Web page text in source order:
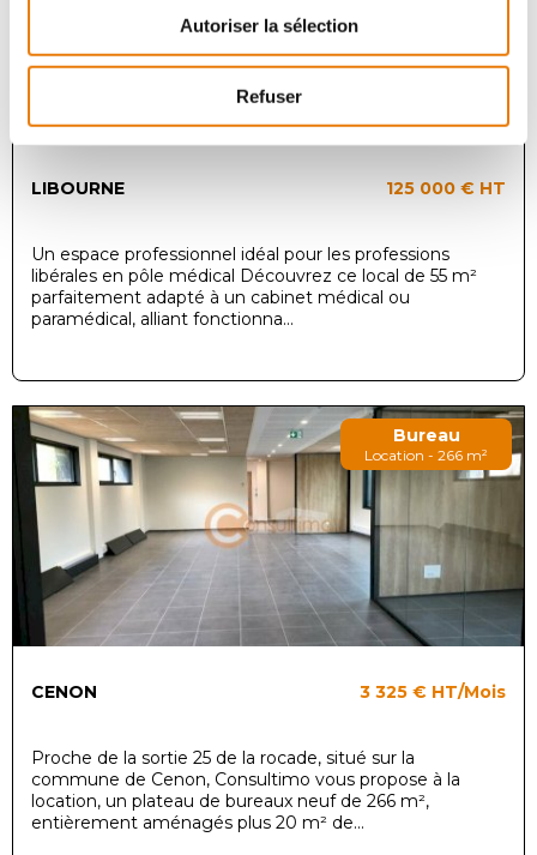
Autoriser la sélection
Refuser
LIBOURNE 125 000 € HT
Un espace professionnel idéal pour les professions
libérales en pôle médical Découvrez ce local de 55 m²
parfaitement adapté à un cabinet médical ou
paramédical, alliant fonctionna...
Bureau
Location - 266 m²
CENON 3 325 € HT/Mois
Proche de la sortie 25 de la rocade, situé sur la
commune de Cenon, Consultimo vous propose à la
location, un plateau de bureaux neuf de 266 m²,
entièrement aménagés plus 20 m² de...